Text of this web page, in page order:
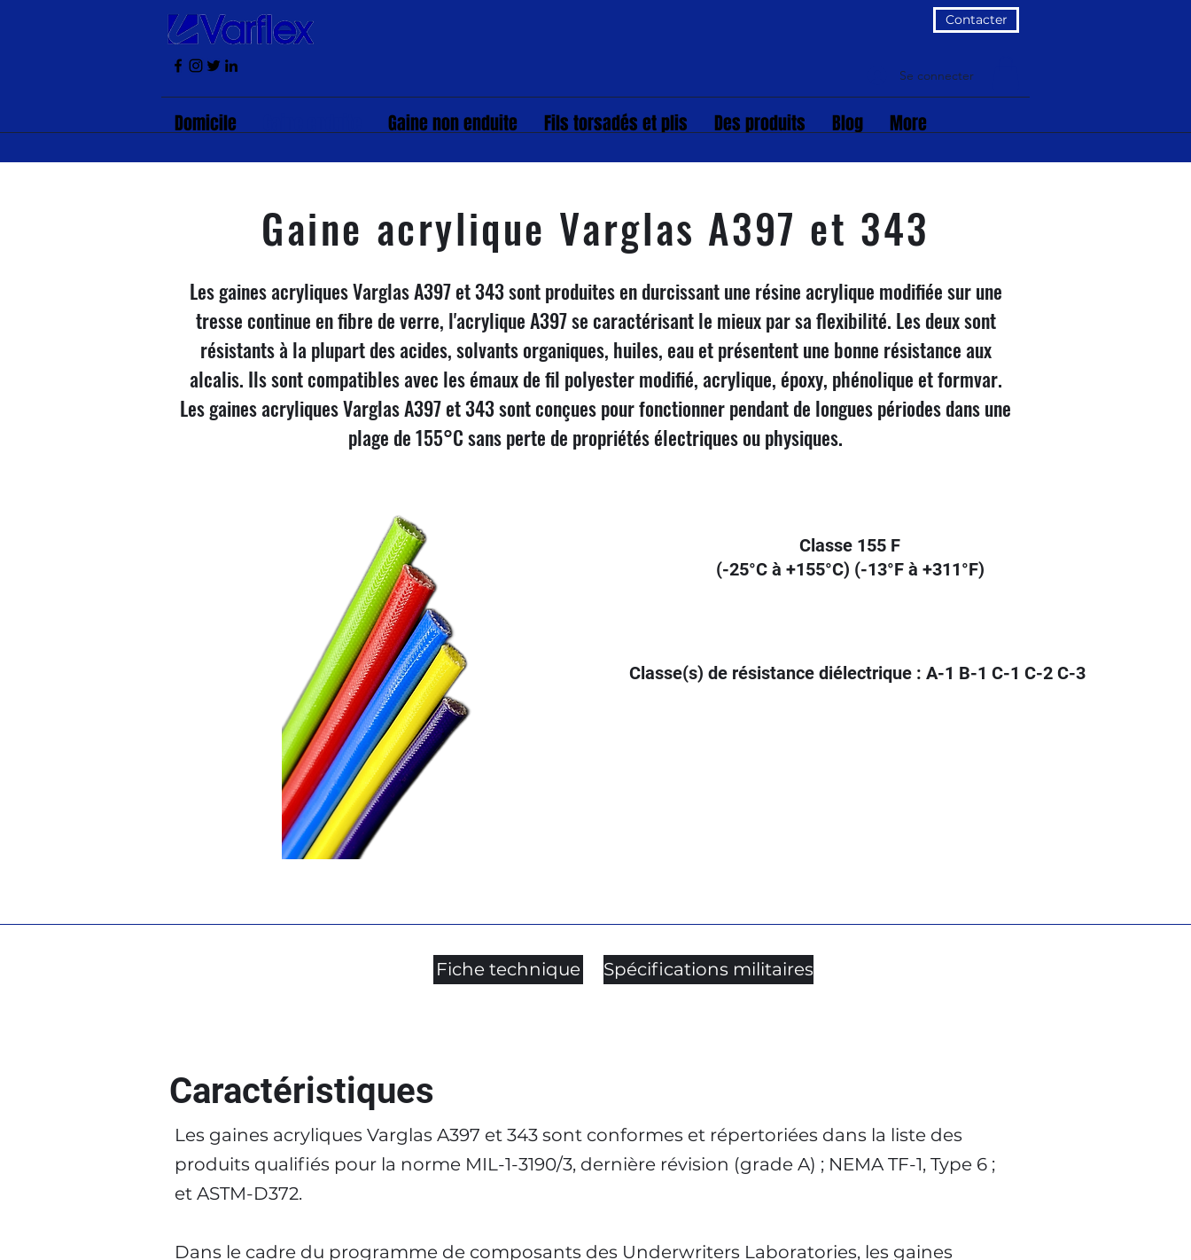
Contacter
Se connecter
Domicile Gaine non enduite Fils torsadés et plis Des produits Blog More
Gaine acrylique Varglas A397 et 343
Les gaines acryliques Varglas A397 et 343 sont produites en durcissant une résine acrylique modifiée sur une
tresse continue en fibre de verre, l'acrylique A397 se caractérisant le mieux par sa flexibilité. Les deux sont
résistants à la plupart des acides, solvants organiques, huiles, eau et présentent une bonne résistance aux
alcalis. Ils sont compatibles avec les émaux de fil polyester modifié, acrylique, époxy, phénolique et formvar.
Les gaines acryliques Varglas A397 et 343 sont conçues pour fonctionner pendant de longues périodes dans une
plage de 155°C sans perte de propriétés électriques ou physiques.
Classe 155 F
(-25°C à +155°C) (-13°F à +311°F)
Classe(s) de résistance diélectrique : A-1 B-1 C-1 C-2 C-3
Fiche technique Spécifications militaires
Caractéristiques
Les gaines acryliques Varglas A397 et 343 sont conformes et répertoriées dans la liste des
produits qualifiés pour la norme MIL-1-3190/3, dernière révision (grade A) ; NEMA TF-1, Type 6 ;
et ASTM-D372.
Dans le cadre du programme de composants des Underwriters Laboratories, les gaines